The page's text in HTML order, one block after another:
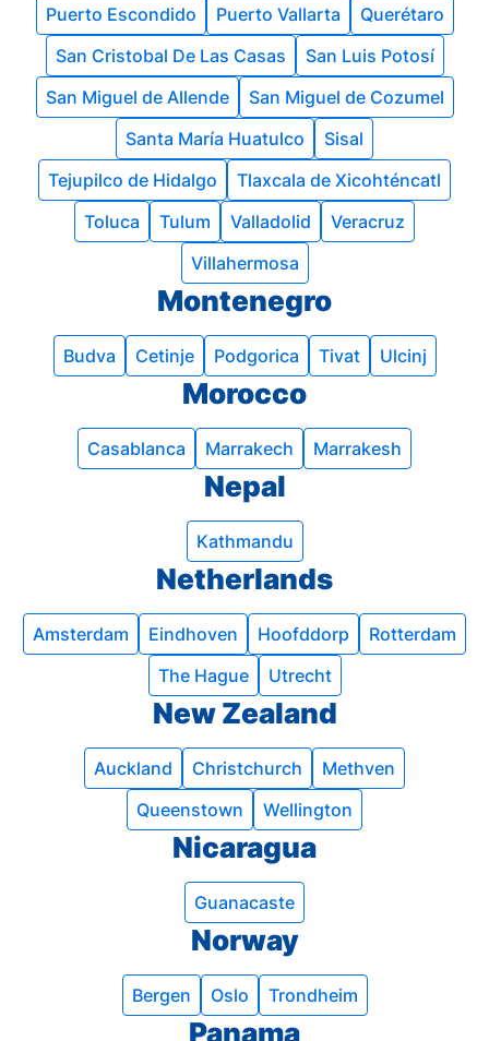
Puerto Escondido
Puerto Vallarta
Querétaro
San Cristobal De Las Casas
San Luis Potosí
San Miguel de Allende
San Miguel de Cozumel
Santa María Huatulco
Sisal
Tejupilco de Hidalgo
Tlaxcala de Xicohténcatl
Toluca
Tulum Valladolid
Veracruz
Villahermosa
Montenegro
Budva Cetinje Podgorica Tivat Ulcinj
Morocco
Casablanca Marrakech Marrakesh
Nepal
Kathmandu
Netherlands
Amsterdam Eindhoven Hoofddorp
Rotterdam
The Hague
Utrecht
New Zealand
Auckland Christchurch
Methven
Queenstown
Wellington
Nicaragua
Guanacaste
Norway
Bergen Oslo Trondheim
Panama